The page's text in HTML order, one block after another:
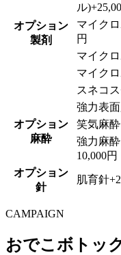
オプション
製剤
ル)+
マイク
円
マイク
マイク
スネコス
オプション
麻酔
強力表
笑気麻酔
強力麻
10,000円
オプション
針
肌育針+
CAMPAIGN
おでこボトッ